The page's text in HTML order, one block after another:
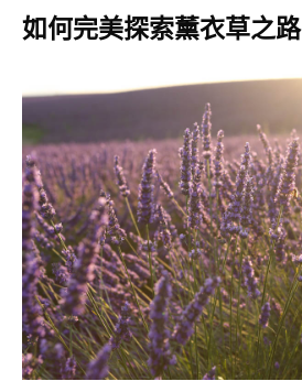
如何完美探索薰衣草之路